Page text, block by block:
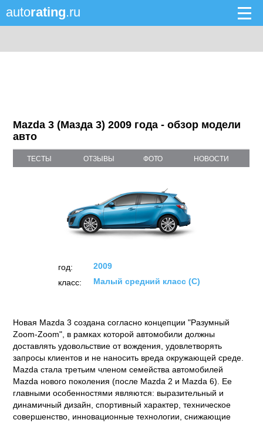
autorating.ru
Mazda 3 (Мазда 3) 2009 года - обзор модели
авто
ТЕСТЫ ОТЗЫВЫ ФОТО НОВОСТИ
год:
2009
класс:
Малый средний класс (C)
Новая Mazda 3 создана согласно концепции "Разумный
Zoom-Zoom", в рамках которой автомобили должны
доставлять удо­вольствие от вождения, удовлетворять
запросы клиентов и не наносить вреда окружающей среде.
Mazda стала третьим членом семейства автомобилей
Mazda нового поколения (пос­ле Mazda 2 и Mazda 6). Ее
главными особенностями являются: выразительный и
динамичный дизайн, спортивный характер, техническое
совершенство, инновационные технологии, снижающие